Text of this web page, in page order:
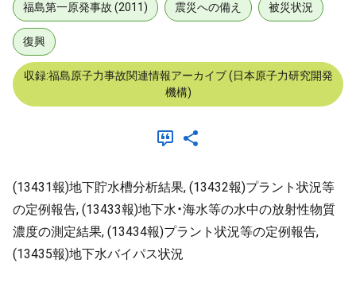
福島第一原発事故 (2011) 震災への備え 被災状況
復興
収録:福島原子力事故関連情報アーカイブ (日本原子力研究開発
機構)
(13431報)地下貯水槽分析結果, (13432報)プラント状況等
の定例報告, (13433報)地下水・海水等の水中の放射性物質
濃度の測定結果, (13434報)プラント状況等の定例報告,
(13435報)地下水バイパス状況